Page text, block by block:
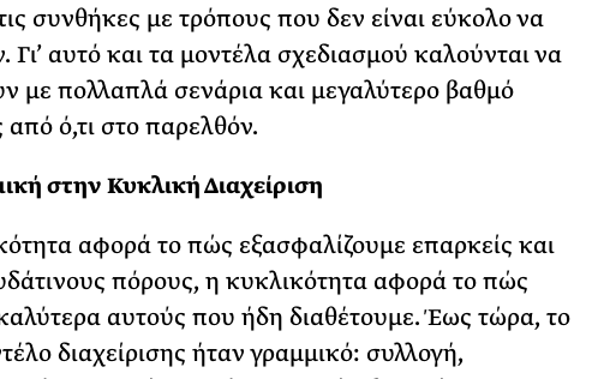
συνθήκες με τρόπους που δεν είναι εύκολο να
αυτό και τα μοντέλα σχεδιασμού καλούνται να
με πολλαπλά σενάρια και μεγαλύτερο βαθμό
από ό,τι στο παρελθόν.
στην Κυκλική Διαχείριση
αφορά το πώς εξασφαλίζουμε επαρκείς και
πόρους, η κυκλικότητα αφορά το πώς
αυτούς που ήδη διαθέτουμε. Έως τώρα, το
διαχείρισης ήταν γραμμικό: συλλογή,